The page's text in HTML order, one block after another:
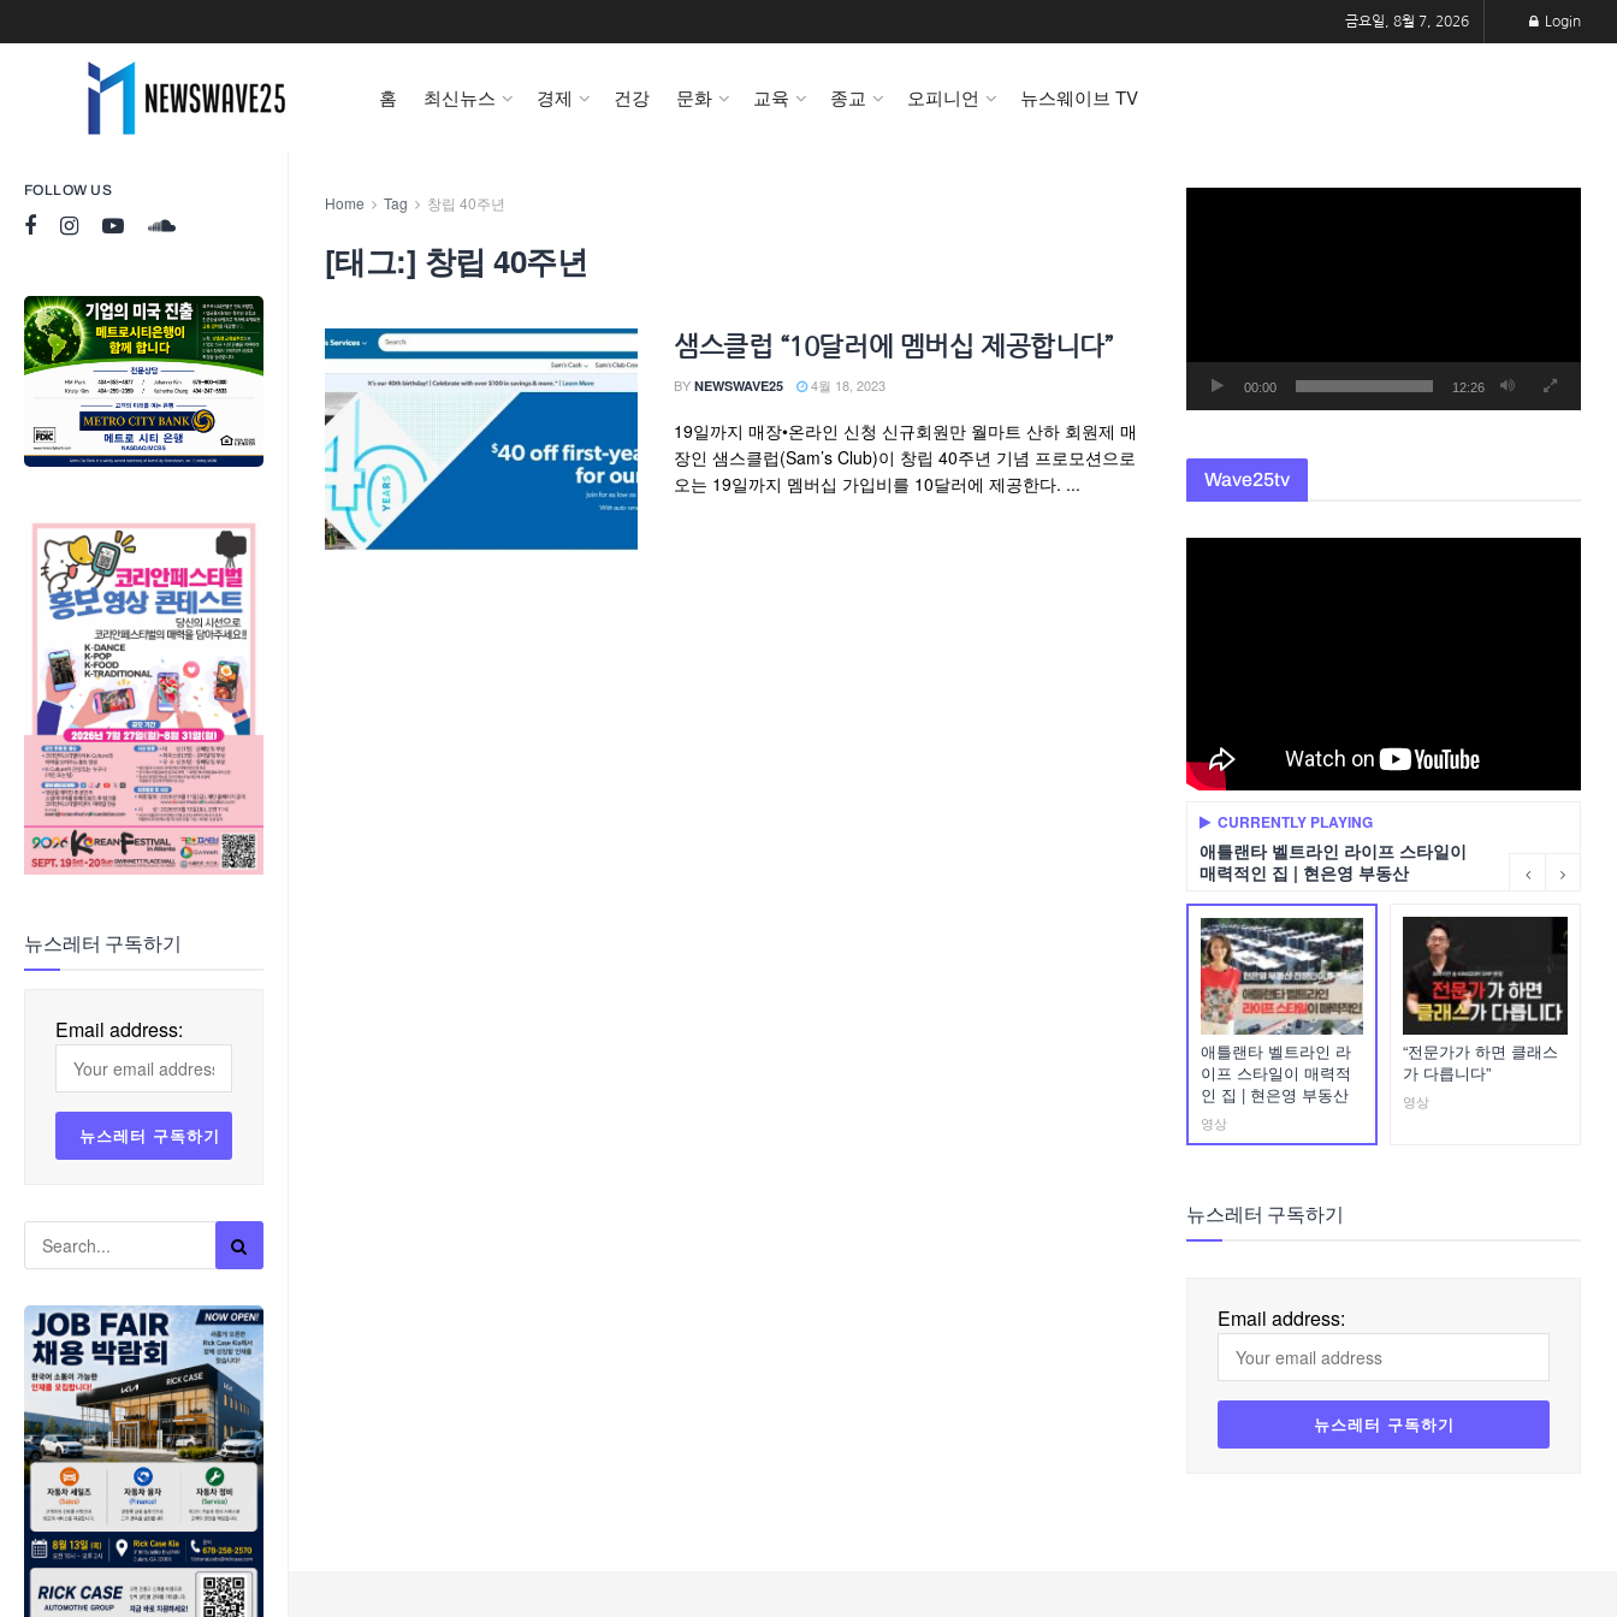
FOLLOW US
뉴스레터 구독하기
Email address:
금요일, 8월 7, 2026 Login
홈 최신뉴스 경제 건강 문화 교육 종교 오피니언 뉴스웨이브 TV
Home Tag 창립 40주년
[태그:] 창립 40주년
샘스클럽 “10달러에 멤버십 제공합니다”
BY NEWSWAVE25 4월 18, 2023
19일까지 매장•온라인 신청 신규회원만 월마트 산하 회원제 매
장인 샘스클럽(Sam’s Club)이 창립 40주년 기념 프로모션으로
오는 19일까지 멤버십 가입비를 10달러에 제공한다. ...
00:00 12:26
Wave25tv
CURRENTLY PLAYING
애틀랜타 벨트라인 라이프 스타일이
매력적인 집 | 현은영 부동산
애틀랜타 벨트라인 라
이프 스타일이 매력적
인 집 | 현은영 부동산
영상
“전문가가 하면 클래스
가 다릅니다”
영상
뉴스레터 구독하기
Email address: